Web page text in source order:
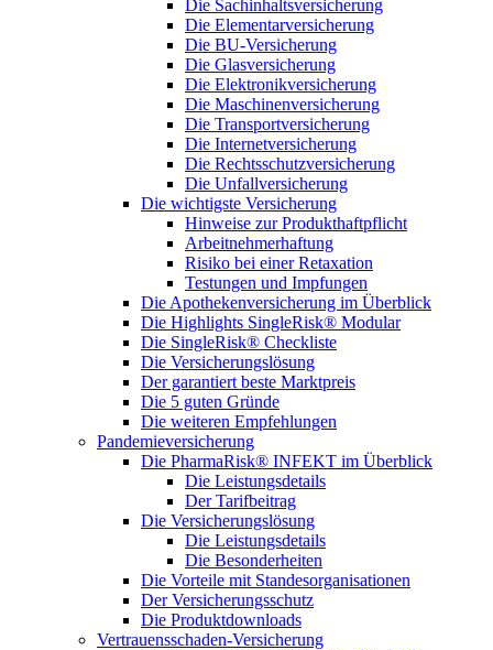
Die Sachinhaltsversicherung
Die Elementarversicherung
Die BU-Versicherung
Die Glasversicherung
Die Elektronikversicherung
Die Maschinenversicherung
Die Transportversicherung
Die Internetversicherung
Die Rechtsschutzversicherung
Die Unfallversicherung
Die wichtigste Versicherung
Hinweise zur Produkthaftpflicht
Arbeitnehmerhaftung
Risiko bei einer Retaxation
Testungen und Impfungen
Die Apothekenversicherung im Überblick
Die Highlights SingleRisk® Modular
Die SingleRisk® Checkliste
Die Versicherungslösung
Der garantiert beste Marktpreis
Die 5 guten Gründe
Die weiteren Empfehlungen
Pandemieversicherung
Die PharmaRisk® INFEKT im Überblick
Die Leistungsdetails
Der Tarifbeitrag
Die Versicherungslösung
Die Leistungsdetails
Die Besonderheiten
Die Vorteile mit Standesorganisationen
Der Versicherungsschutz
Die Produktdownloads
Vertrauensschaden-Versicherung